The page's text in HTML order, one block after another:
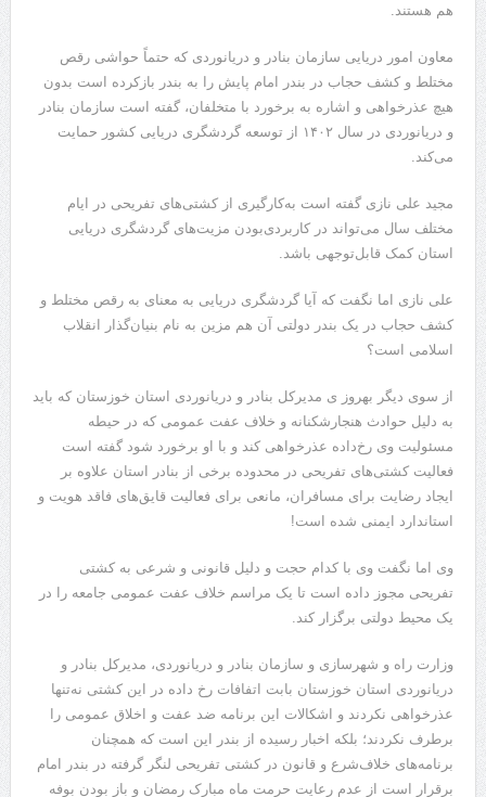
هم هستند.
معاون امور دریایی سازمان بنادر و دریانوردی که حتماً حواشی رقص
مختلط و کشف حجاب در بندر امام پایش را به بندر بازکرده است بدون
هیچ عذرخواهی و اشاره به برخورد با متخلفان، گفته است سازمان بنادر
و دریانوردی در سال ۱۴۰۲ از توسعه گردشگری دریایی کشور حمایت
می‌کند.
مجید علی نازی گفته است به‌کارگیری از کشتی‌های تفریحی در ایام
مختلف سال می‌تواند در کاربردی‌بودن مزیت‌های گردشگری دریایی
استان کمک قابل‌توجهی باشد.
علی نازی اما نگفت که آیا گردشگری دریایی به معنای به رقص مختلط و
کشف حجاب در یک بندر دولتی آن هم مزین به نام بنیان‌گذار انقلاب
اسلامی است؟
از سوی دیگر بهروز ی مدیرکل بنادر و دریانوردی استان خوزستان که باید
به دلیل حوادث هنجارشکنانه و خلاف عفت عمومی که در حیطه
مسئولیت وی رخ‌داده عذرخواهی کند و با او برخورد شود گفته است
فعالیت کشتی‌های تفریحی در محدوده برخی از بنادر استان علاوه بر
ایجاد رضایت برای مسافران، مانعی برای فعالیت قایق‌های فاقد هویت و
استاندارد ایمنی شده است!
وی اما نگفت وی با کدام حجت و دلیل قانونی و شرعی به کشتی
تفریحی مجوز داده است تا یک مراسم خلاف عفت عمومی جامعه را در
یک محیط دولتی برگزار کند.
وزارت راه و شهرسازی و سازمان بنادر و دریانوردی، مدیرکل بنادر و
دریانوردی استان خوزستان بابت اتفافات رخ داده در این کشتی نه‌تنها
عذرخواهی نکردند و اشکالات این برنامه ضد عفت و اخلاق عمومی را
برطرف نکردند؛ بلکه اخبار رسیده از بندر این است که همچنان
برنامه‌های خلاف‌شرع و قانون در کشتی تفریحی لنگر گرفته در بندر امام
برقرار است از عدم رعایت حرمت ماه مبارک رمضان و باز بودن بوفه